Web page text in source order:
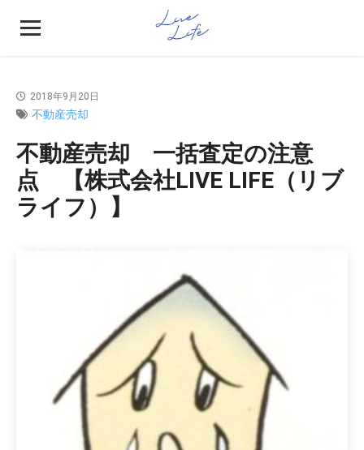
2018年9月20日
不動産売却
不動産売却 一括査定の注意
点 【株式会社LIVE LIFE（リブ
ライフ）】